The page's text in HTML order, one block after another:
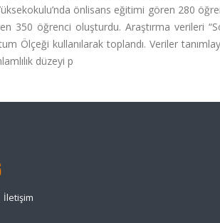
önlisans eğitimi gören 280
350 öğrenci oluşturdu. Araştırma verileri
Ölçeği kullanılarak toplandı. Veriler
düzeyi p
İletişim